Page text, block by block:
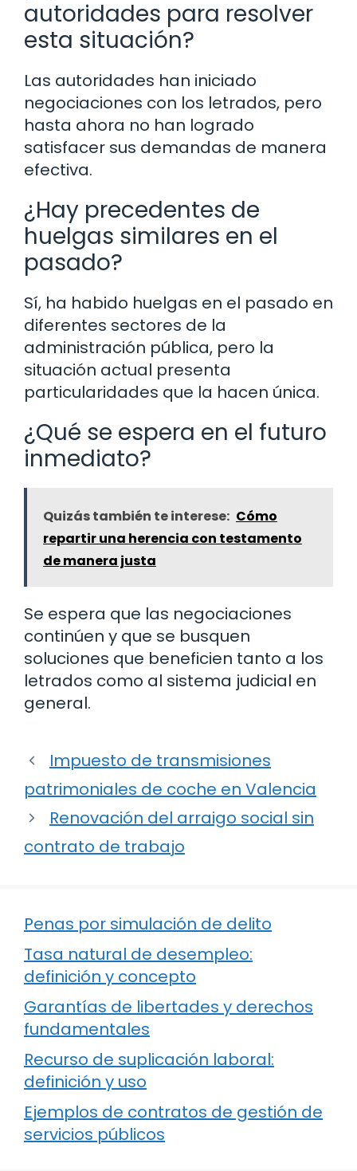
autoridades para resolver
esta situación?
Las autoridades han iniciado
negociaciones con los letrados, pero
hasta ahora no han logrado
satisfacer sus demandas de manera
efectiva.
¿Hay precedentes de
huelgas similares en el
pasado?
Sí, ha habido huelgas en el pasado en
diferentes sectores de la
administración pública, pero la
situación actual presenta
particularidades que la hacen única.
¿Qué se espera en el futuro
inmediato?
Quizás también te interese: Cómo
repartir una herencia con testamento
de manera justa
Se espera que las negociaciones
continúen y que se busquen
soluciones que beneficien tanto a los
letrados como al sistema judicial en
general.
Impuesto de transmisiones
patrimoniales de coche en Valencia
Renovación del arraigo social sin
contrato de trabajo
Penas por simulación de delito
Tasa natural de desempleo:
definición y concepto
Garantías de libertades y derechos
fundamentales
Recurso de suplicación laboral:
definición y uso
Ejemplos de contratos de gestión de
servicios públicos